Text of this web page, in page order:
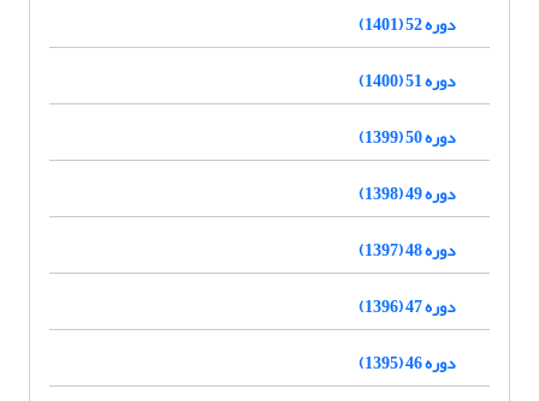
دوره 52 (1401)
دوره 51 (1400)
دوره 50 (1399)
دوره 49 (1398)
دوره 48 (1397)
دوره 47 (1396)
دوره 46 (1395)